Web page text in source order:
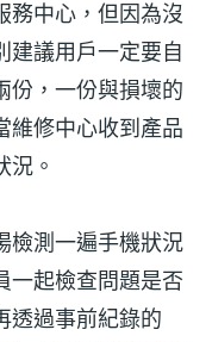
務中心，但因為沒
建議用戶一定要自
份，一份與損壞的
維修中心收到產品
況。
檢測一遍手機狀況
一起檢查問題是否
透過事前紀錄的